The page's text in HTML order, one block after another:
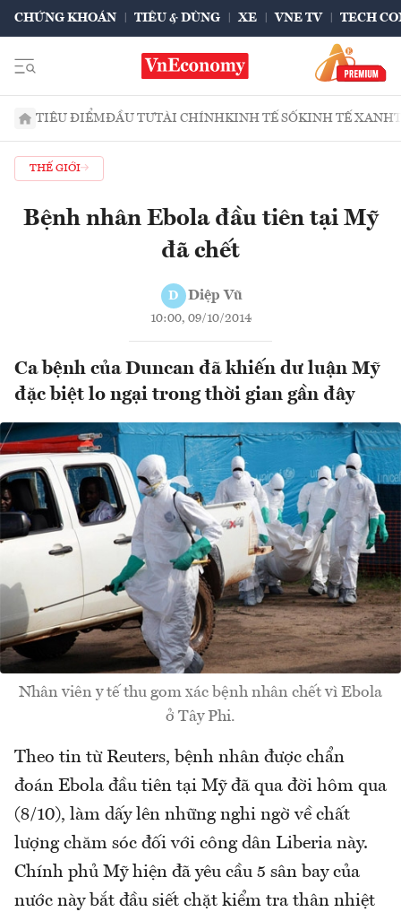
CHỨNG KHOÁN TIÊU & DÙNG XE VNE TV TECH
TIÊU ĐIỂMĐẦU TƯTÀI CHÍNHKINH TẾ SỐKINH TẾ XANH
THẾ GIỚI
Bệnh nhân Ebola đầu tiên tại Mỹ
đã chết
D Diệp Vũ
10:00, 09/10/2014
Ca bệnh của Duncan đã khiến dư luận Mỹ
đặc biệt lo ngại trong thời gian gần đây
Nhân viên y tế thu gom xác bệnh nhân chết vì Ebola
ở Tây Phi.
Theo tin từ Reuters, bệnh nhân được chẩn
đoán Ebola đầu tiên tại Mỹ đã qua đời hôm qua
(8/10), làm dấy lên những nghi ngờ về chất
lượng chăm sóc đối với công dân Liberia này.
Chính phủ Mỹ hiện đã yêu cầu 5 sân bay của
nước này bắt đầu siết chặt kiểm tra thân nhiệt